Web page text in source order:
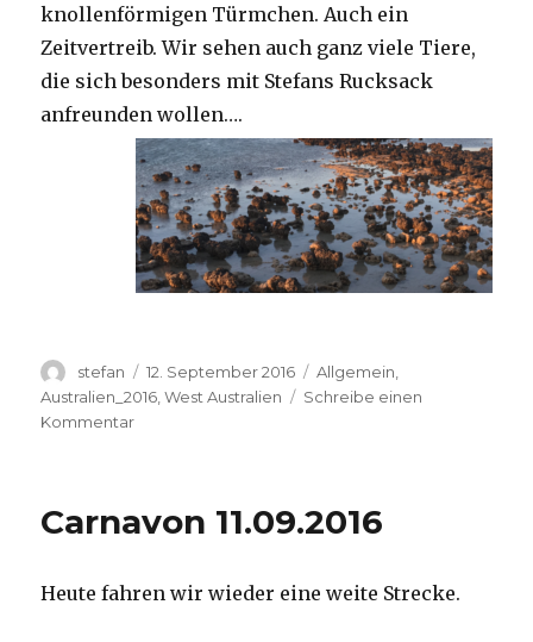
knollenförmigen Türmchen. Auch ein
Zeitvertreib. Wir sehen auch ganz viele Tiere,
die sich besonders mit Stefans Rucksack
anfreunden wollen….
Autor
stefan
Veröffentlicht
am
12. September 2016 Kategorien
Allgemein
Australien_2016 ,West Australien
Schreibe einen
Kommentarzu
Carnavon 11.09.2016
Heute fahren wir wieder eine weite Strecke.